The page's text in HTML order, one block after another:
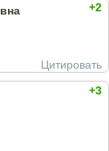
+2
Цитировать
+3